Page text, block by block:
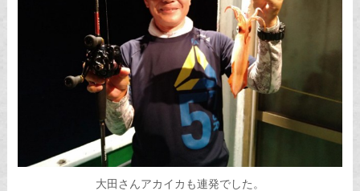
大田さんアカイカも連発でした。